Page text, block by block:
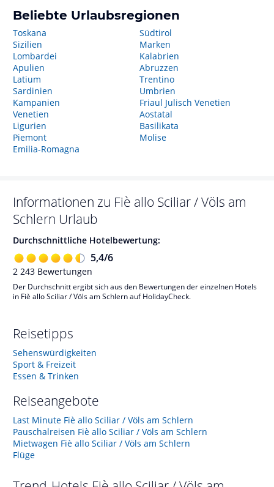
Beliebte Urlaubsregionen
Toskana
Sizilien
Lombardei
Apulien
Latium
Sardinien
Kampanien
Venetien
Ligurien
Piemont
Emilia-Romagna
Südtirol
Marken
Kalabrien
Abruzzen
Trentino
Umbrien
Friaul Julisch Venetien
Aostatal
Basilikata
Molise
Informationen zu Fiè allo Sciliar / Völs am
Schlern Urlaub
Durchschnittliche Hotelbewertung:
5,4/6
2 243 Bewertungen
Der Durchschnitt ergibt sich aus den Bewertungen der einzelnen Hotels
in Fiè allo Sciliar / Völs am Schlern auf HolidayCheck.
Reisetipps
Sehenswürdigkeiten
Sport & Freizeit
Essen & Trinken
Reiseangebote
Last Minute Fiè allo Sciliar / Völs am Schlern
Pauschalreisen Fiè allo Sciliar / Völs am Schlern
Mietwagen Fiè allo Sciliar / Völs am Schlern
Flüge